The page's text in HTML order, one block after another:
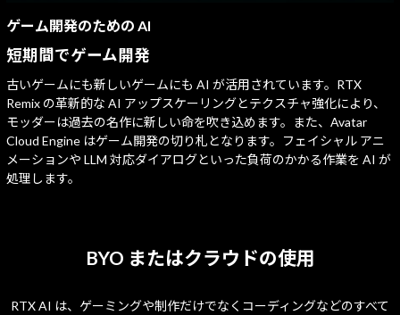
ゲーム開発のための AI
短期間でゲーム開発
古いゲームにも新しいゲームにも AI が活用されています。RTX
Remix の革新的な AI アップスケーリングとテクスチャ強化により、
モッダーは過去の名作に新しい命を吹き込めます。また、Avatar
Cloud Engine はゲーム開発の切り札となります。フェイシャル アニ
メーションや LLM 対応ダイアログといった負荷のかかる作業を AI が
処理します。
BYO またはクラウドの使用
RTX AI は、ゲーミングや制作だけでなくコーディングなどのすべて